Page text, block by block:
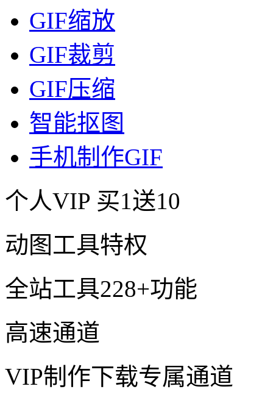
GIF缩放
GIF裁剪
GIF压缩
智能抠图
手机制作GIF
个人VIP 买1送10
动图工具特权
全站工具228+功能
高速通道
VIP制作下载专属通道